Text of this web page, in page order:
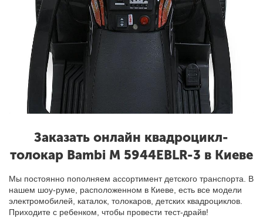
Заказать онлайн квадроцикл-
толокар Bambi M 5944EBLR-3 в Киеве
Мы постоянно пополняем ассортимент детского транспорта. В
нашем шоу-руме, расположенном в Киеве, есть все модели
электромобилей, каталок, толокаров, детских квадроциклов.
Приходите с ребенком, чтобы провести тест-драйв!